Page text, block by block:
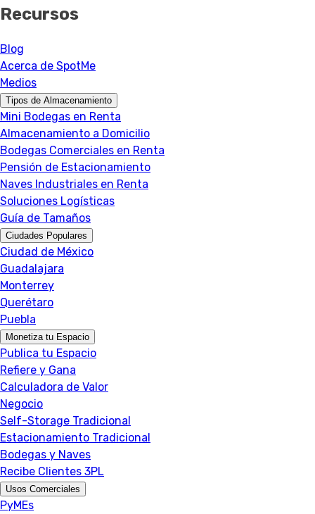
Recursos
Blog
Acerca de SpotMe
Medios
Tipos de Almacenamiento
Mini Bodegas en Renta
Almacenamiento a Domicilio
Bodegas Comerciales en Renta
Pensión de Estacionamiento
Naves Industriales en Renta
Soluciones Logísticas
Guía de Tamaños
Ciudades Populares
Ciudad de México
Guadalajara
Monterrey
Querétaro
Puebla
Monetiza tu Espacio
Publica tu Espacio
Refiere y Gana
Calculadora de Valor
Negocio
Self-Storage Tradicional
Estacionamiento Tradicional
Bodegas y Naves
Recibe Clientes 3PL
Usos Comerciales
PyMEs